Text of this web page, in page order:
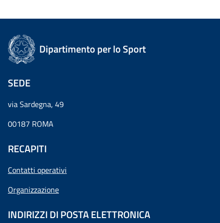
Dipartimento per lo Sport
SEDE
via Sardegna, 49
00187 ROMA
RECAPITI
Contatti operativi
Organizzazione
INDIRIZZI DI POSTA ELETTRONICA